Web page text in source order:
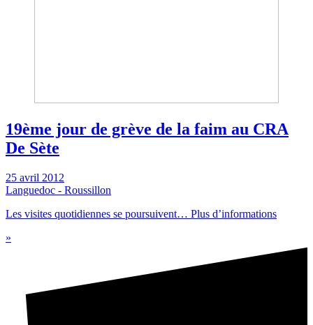
19ème jour de grève de la faim au CRA
De Sète
25 avril 2012
Languedoc - Roussillon
Les visites quotidiennes se poursuivent… Plus d’informations
»